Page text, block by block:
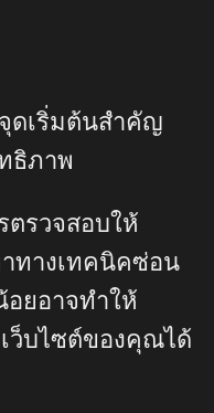
ดเริ่มต้นสำคัญ
ธิภาพ
รวจสอบให้
ทางเทคนิคซ่อน
อยอาจทำให้
ว็บไซต์ของคุณได้